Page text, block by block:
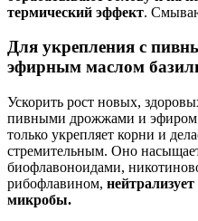
термический эффект.
Для укрепления с
эфирным маслом
Ускорить рост новых,
пивными дрожжами и эфиром
только укрепляет корни и
стремительным. Оно
биофлавоноидами,
рибофлавином,
микробы.